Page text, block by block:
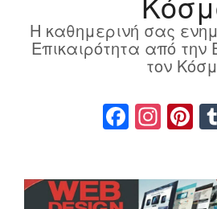
Η καθημερινή σας
Επικαιρότητα από
τον